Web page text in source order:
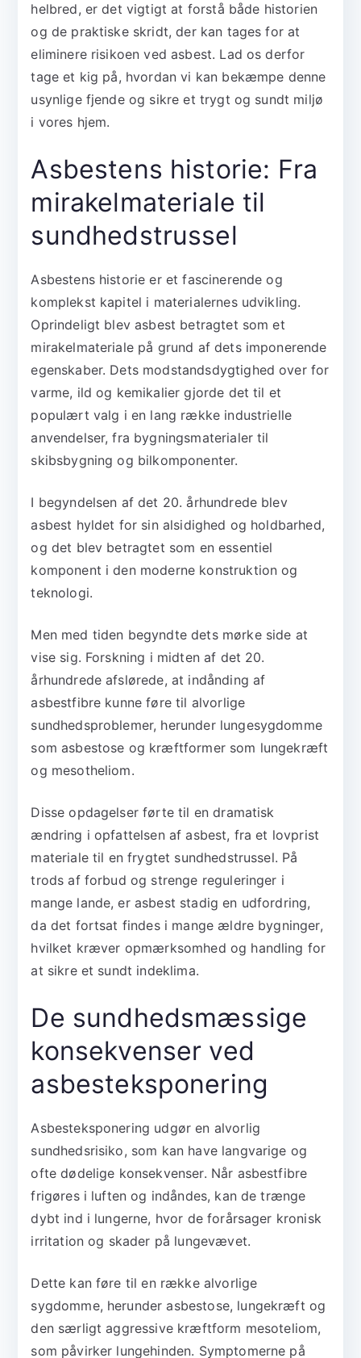
helbred, er det vigtigt at forstå både historien
og de praktiske skridt, der kan tages for at
eliminere risikoen ved asbest. Lad os derfor
tage et kig på, hvordan vi kan bekæmpe denne
usynlige fjende og sikre et trygt og sundt miljø
i vores hjem.
Asbestens historie: Fra
mirakelmateriale til
sundhedstrussel
Asbestens historie er et fascinerende og
komplekst kapitel i materialernes udvikling.
Oprindeligt blev asbest betragtet som et
mirakelmateriale på grund af dets imponerende
egenskaber. Dets modstandsdygtighed over for
varme, ild og kemikalier gjorde det til et
populært valg i en lang række industrielle
anvendelser, fra bygningsmaterialer til
skibsbygning og bilkomponenter.
I begyndelsen af det 20. århundrede blev
asbest hyldet for sin alsidighed og holdbarhed,
og det blev betragtet som en essentiel
komponent i den moderne konstruktion og
teknologi.
Men med tiden begyndte dets mørke side at
vise sig. Forskning i midten af det 20.
århundrede afslørede, at indånding af
asbestfibre kunne føre til alvorlige
sundhedsproblemer, herunder lungesygdomme
som asbestose og kræftformer som lungekræft
og mesotheliom.
Disse opdagelser førte til en dramatisk
ændring i opfattelsen af asbest, fra et lovprist
materiale til en frygtet sundhedstrussel. På
trods af forbud og strenge reguleringer i
mange lande, er asbest stadig en udfordring,
da det fortsat findes i mange ældre bygninger,
hvilket kræver opmærksomhed og handling for
at sikre et sundt indeklima.
De sundhedsmæssige
konsekvenser ved
asbesteksponering
Asbesteksponering udgør en alvorlig
sundhedsrisiko, som kan have langvarige og
ofte dødelige konsekvenser. Når asbestfibre
frigøres i luften og indåndes, kan de trænge
dybt ind i lungerne, hvor de forårsager kronisk
irritation og skader på lungevævet.
Dette kan føre til en række alvorlige
sygdomme, herunder asbestose, lungekræft og
den særligt aggressive kræftform mesoteliom,
som påvirker lungehinden. Symptomerne på